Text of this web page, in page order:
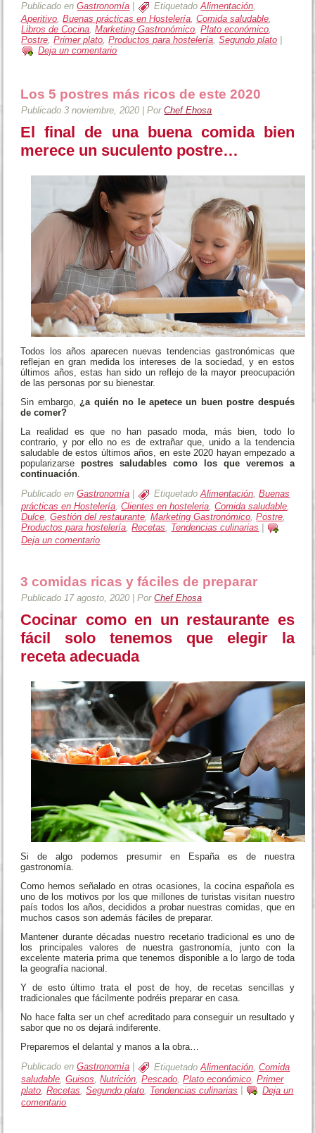
Publicado en Gastronomía Etiquetado Alimentación,
Aperitivo ,Buenas prácticas en Hostelería ,Comida saludable
Libros de Cocina ,Marketing Gastronómico ,Plato económico
Postre ,Primer plato ,Productos para hostelería ,Segundo plato
Deja un comentario
Los 5 postres más ricos de este 2020
Publicado 3 noviembre, 2020 |Por Chef Ehosa
El final de una buena comida bien
merece un suculento postre…
Todos los años aparecen nuevas tendencias gastronómicas que
reflejan en gran medida los intereses de la sociedad, y en estos
últimos años, estas han sido un reflejo de la mayor preocupación
de las personas por su bienestar.
Sin embargo, ¿a quién no le apetece un buen postre después
de comer?
La realidad es que no han pasado moda, más bien, todo lo
contrario, y por ello no es de extrañar que, unido a la tendencia
saludable de estos últimos años, en este 2020 hayan empezado a
popularizarsepostres saludables como los que veremos a
continuación
Publicado en Gastronomía Etiquetado Alimentación,Buenas
prácticas en Hostelería ,Clientes en hosteleria ,Comida saludable
Dulce ,Gestión del restaurante ,Marketing Gastronómico ,Postre
Productos para hostelería,Recetas, Tendencias culinarias
Deja un comentario
3 comidas ricas y fáciles de preparar
Publicado 17 agosto, 2020 |Por Chef Ehosa
Cocinar como en un restaurante es
fácil solo tenemos que elegir la
receta adecuada
Si de algo podemos presumir en España es de nuestra
gastronomía.
Como hemos señalado en otras ocasiones, la cocina española es
uno de los motivos por los que millones de turistas visitan nuestro
país todos los años, decididos a probar nuestras comidas, que en
muchos casos son además fáciles de preparar.
Mantener durante décadas nuestro recetario tradicional es uno de
los principales valores de nuestra gastronomía, junto con la
excelente materia prima que tenemos disponible a lo largo de toda
la geografía nacional.
Y de esto último trata el post de hoy, de recetas sencillas y
tradicionales que fácilmente podréis preparar en casa.
No hace falta ser un chef acreditado para conseguir un resultado y
sabor que no os dejará indiferente.
Preparemos el delantal y manos a la obra…
Publicado en Gastronomía Etiquetado Alimentación ,Comida
saludable,Guisos,Nutrición,Pescado,Plato económico,Primer
plato ,Recetas ,Segundo plato Tendencias culinarias
Deja un
comentario